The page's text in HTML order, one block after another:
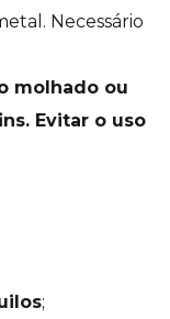
Necessário
molhado ou
Evitar o uso
;